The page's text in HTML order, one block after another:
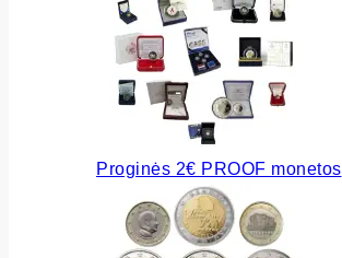
Proginės 2€ PROOF monetos